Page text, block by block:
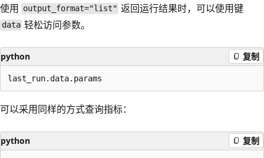
使用 output_format="list" 返回运行结果时，可以使用键
data 轻松访问参数。
python 复制
可以采用同样的方式查询指标：
python 复制